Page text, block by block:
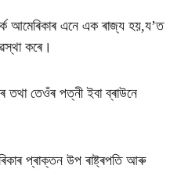
আমেৰিকাৰ এনে এক ৰাজ্য হয়,য’ত
কৰে।
তথা তেওঁৰ পত্নী ইবা ব্ৰাউনে
প্ৰাক্তন উপ ৰাষ্ট্ৰপতি আৰু